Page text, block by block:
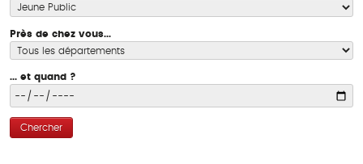
Près de chez vous...
... et quand ?
Chercher